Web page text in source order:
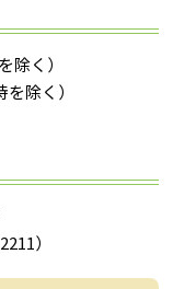
除く）
除く）
）